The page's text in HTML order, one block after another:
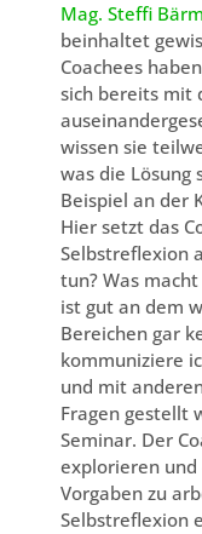
Mag. Steffi
beinhaltet
Coachees
sich bereits mit
wissen sie
was die Lösung
Beispiel an der
Hier setzt das
Selbstreflexion
tun? Was
ist gut an dem
Bereichen gar
kommuniziere
und mit
Fragen gestellt
Seminar. Der
explorieren
Vorgaben zu
Selbstreflexion